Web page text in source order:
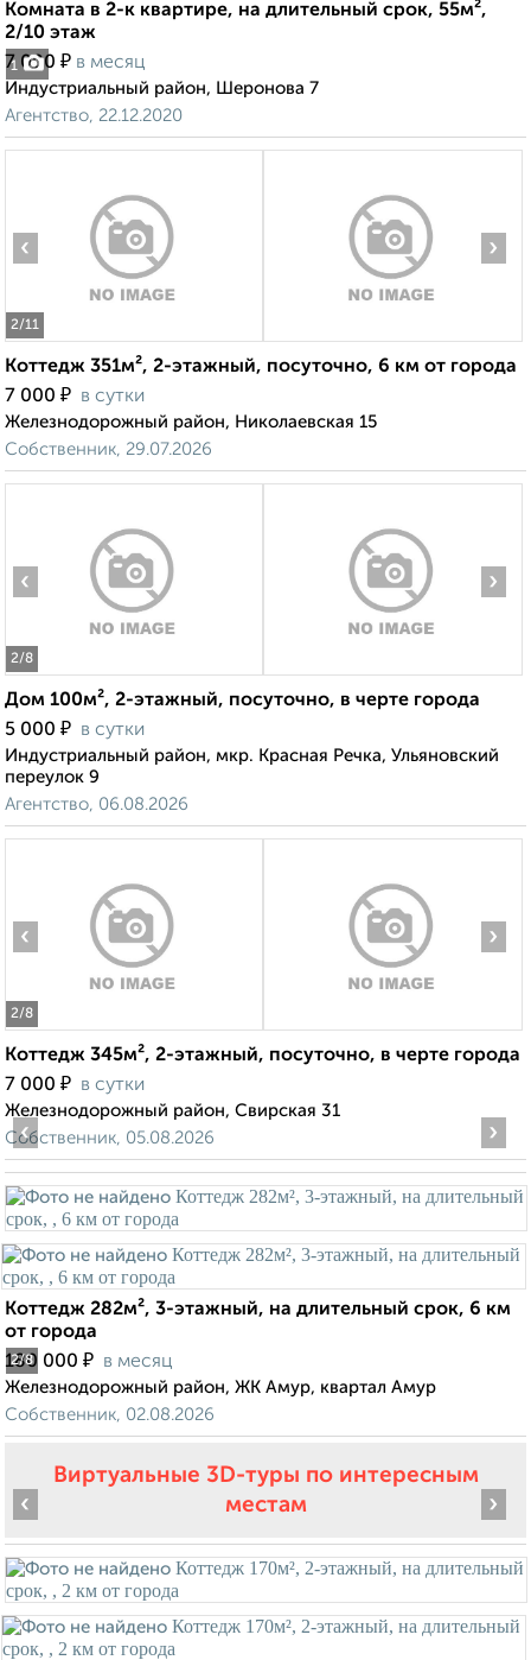
1
Комната в 2-к квартире, на длительный срок, 55м²,
2/10 этаж
7 000 ₽ в месяц
Индустриальный район, Шеронова 7
Агентство, 22.12.2020
2/11
‹ ›
Коттедж 351м², 2-этажный, посуточно, 6 км от города
7 000 ₽ в сутки
Железнодорожный район, Николаевская 15
Собственник, 29.07.2026
2/8
‹ ›
Дом 100м², 2-этажный, посуточно, в черте города
5 000 ₽ в сутки
Индустриальный район, мкр. Красная Речка, Ульяновский
переулок 9
Агентство, 06.08.2026
2/8
‹ ›
Коттедж 345м², 2-этажный, посуточно, в черте города
7 000 ₽ в сутки
Железнодорожный район, Свирская 31
Собственник, 05.08.2026
2/8
‹ ›
Коттедж 282м², 3-этажный, на длительный срок, 6 км
от города
180 000 ₽ в месяц
Железнодорожный район, ЖК Амур, квартал Амур
Собственник, 02.08.2026
Виртуальные 3D-туры по интересным
местам
‹ ›